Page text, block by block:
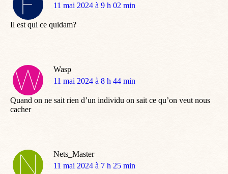
dit
11 mai 2024 à 9 h 02 min
Il est qui ce quidam?
Wasp
dit
11 mai 2024 à 8 h 44 min
Quand on ne sait rien d’un individu on sait ce qu’on veut nous
cacher
Nets_Master
dit
11 mai 2024 à 7 h 25 min